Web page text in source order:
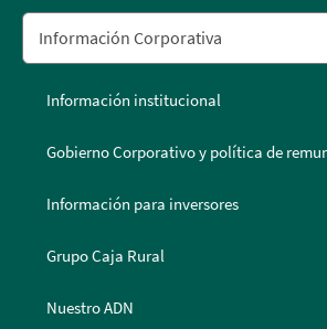
Información institucional
Gobierno Corporativo y política de
Información para inversores
Grupo Caja Rural
Nuestro ADN